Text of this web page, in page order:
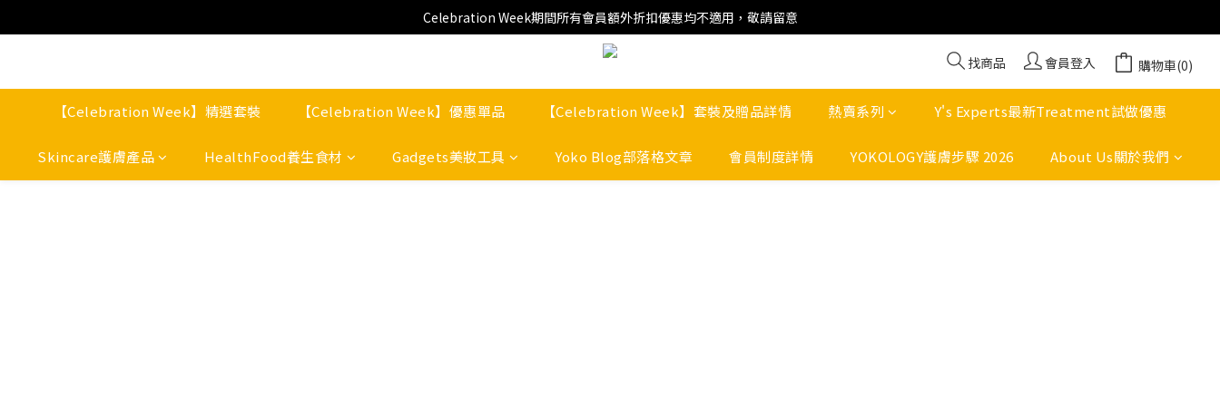
Celebration Week期間所有會員額外折扣優惠均不適用，敬請留意
找商品 會員登入 購物車(0)
【Celebration Week】精選套裝 【Celebration Week】優惠單品 【Celebration Week】套裝及贈品詳情 熱賣系列 Y's Experts最新Treatment試做優惠
Skincare護膚產品 HealthFood養生食材 Gadgets美妝工具 Yoko Blog部落格文章 會員制度詳情 YOKOLOGY護膚步驟 2026 About Us關於我們